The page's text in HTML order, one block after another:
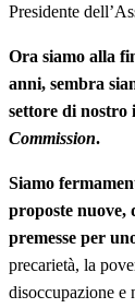
Presidente
Ora siamo alla
anni, sembra
settore di nostro
Commission.
Siamo
proposte
premesse per
precarietà, la
disoccupazione e